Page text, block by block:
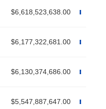
$6,618,523,638.00
$6,177,322,681.00
$6,130,374,686.00
$5,547,887,647.00